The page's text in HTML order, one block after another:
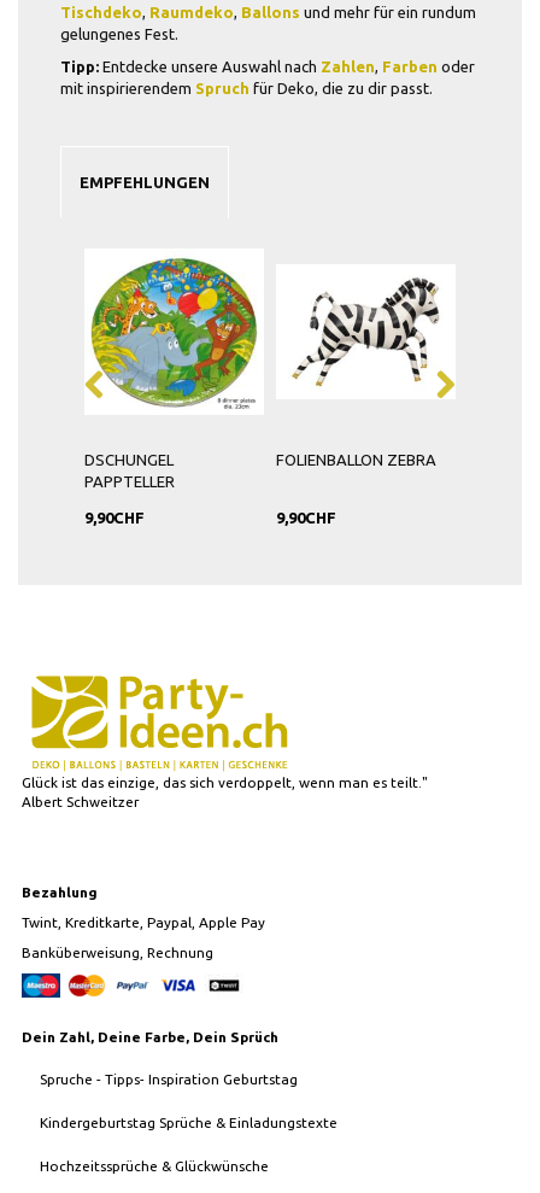
Tischdeko, Raumdeko, Ballons und mehr für ein rundum
gelungenes Fest.
Tipp: Entdecke unsere Auswahl nach Zahlen, Farben oder
mit inspirierendem Spruch für Deko, die zu dir passt.
EMPFEHLUNGEN
DSCHUNGEL
PAPPTELLER
9,90CHF
FOLIENBALLON ZEBRA
9,90CHF
Glück ist das einzige, das sich verdoppelt, wenn man es teilt."
Albert Schweitzer
Bezahlung
Twint, Kreditkarte, Paypal, Apple Pay
Banküberweisung, Rechnung
Dein Zahl, Deine Farbe, Dein Sprüch
Spruche - Tipps- Inspiration Geburtstag
Kindergeburtstag Sprüche & Einladungstexte
Hochzeitssprüche & Glückwünsche